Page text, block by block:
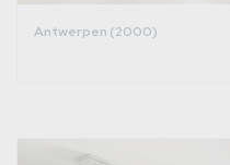
Antwerpen (2000)